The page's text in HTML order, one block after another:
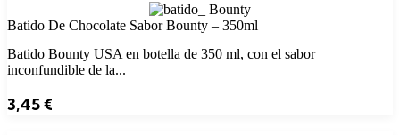
Batido De Chocolate Sabor Bounty – 350ml
Batido Bounty USA en botella de 350 ml, con el sabor
inconfundible de la...
3,45€